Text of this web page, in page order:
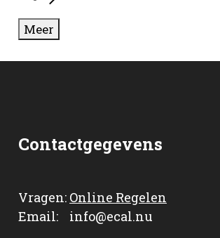
Meer
Contactgegevens
Vragen: Online Regelen
Email: info@ecal.nu